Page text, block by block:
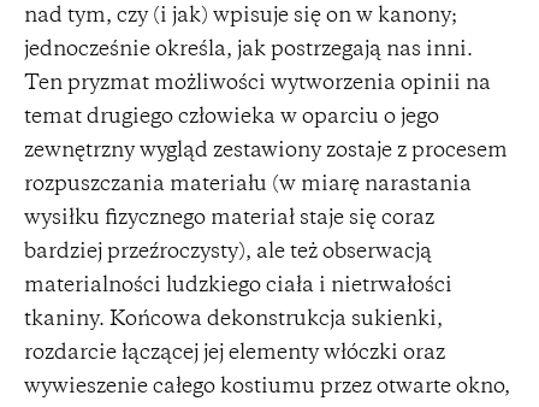
nad tym, czy (i jak) wpisuje się on w kanony;
jednocześnie określa, jak postrzegają nas inni.
Ten pryzmat możliwości wytworzenia opinii na
temat drugiego człowieka w oparciu o jego
zewnętrzny wygląd zestawiony zostaje z procesem
rozpuszczania materiału (w miarę narastania
wysiłku fizycznego materiał staje się coraz
bardziej przeźroczysty), ale też obserwacją
materialności ludzkiego ciała i nietrwałości
tkaniny. Końcowa dekonstrukcja sukienki,
rozdarcie łączącej jej elementy włóczki oraz
wywieszenie całego kostiumu przez otwarte okno,